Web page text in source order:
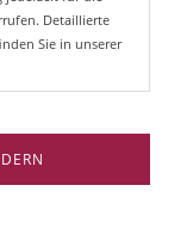
Detaillierte
Sie in unserer